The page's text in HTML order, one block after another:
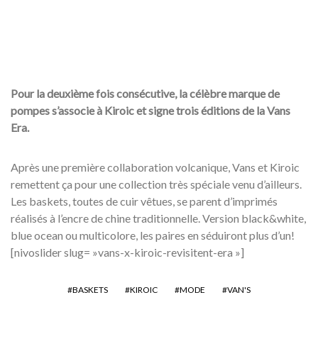
Pour la deuxième fois consécutive, la célèbre marque de
pompes s’associe à Kiroic et signe trois éditions de la Vans
Era.
Après une première collaboration volcanique, Vans et Kiroic
remettent ça pour une collection très spéciale venu d’ailleurs.
Les baskets, toutes de cuir vêtues, se parent d’imprimés
réalisés à l’encre de chine traditionnelle. Version black&white,
blue ocean ou multicolore, les paires en séduiront plus d’un!
[nivoslider slug= »vans-x-kiroic-revisitent-era »]
BASKETS KIROIC MODE VAN'S